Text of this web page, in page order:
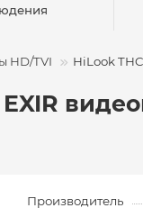
HD/TVI HiLook
Производитель